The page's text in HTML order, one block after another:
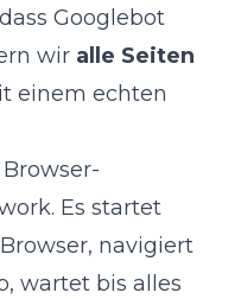
Googlebot
wir alle Seiten
einem echten
Es startet
navigiert
wartet bis alles